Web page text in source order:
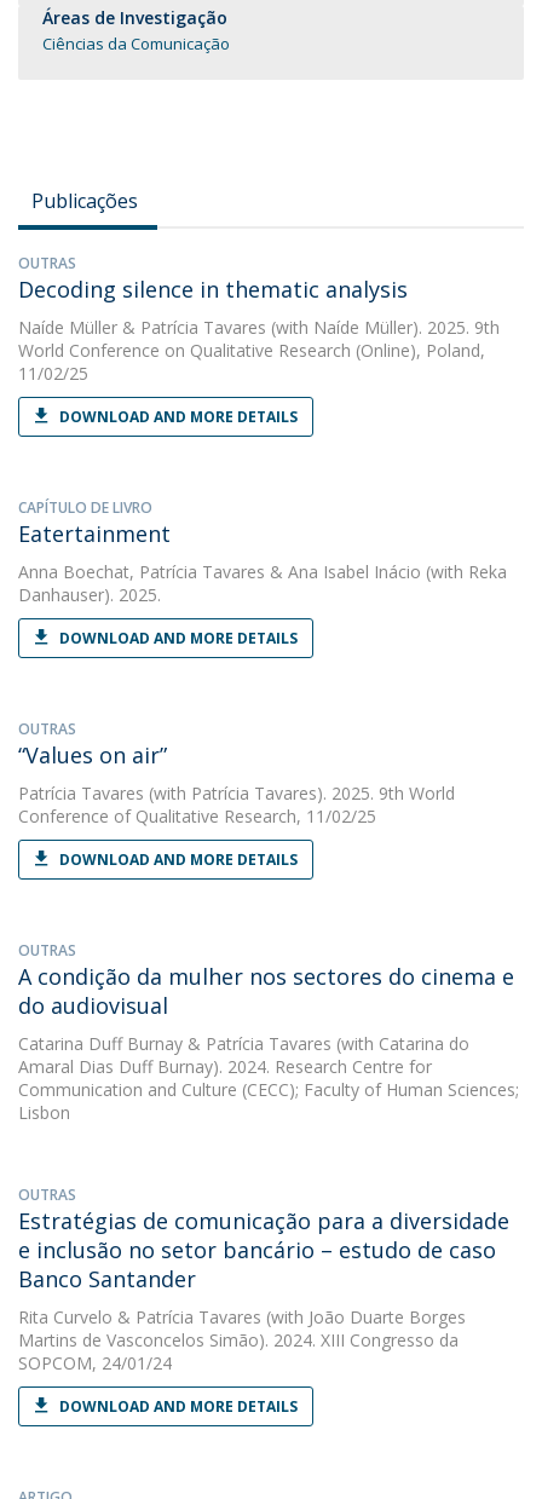
Áreas de Investigação
Ciências da Comunicação
Publicações
OUTRAS
Decoding silence in thematic analysis
Naíde Müller & Patrícia Tavares (with Naíde Müller). 2025. 9th
World Conference on Qualitative Research (Online), Poland,
11/02/25
DOWNLOAD AND MORE DETAILS
CAPÍTULO DE LIVRO
Eatertainment
Anna Boechat, Patrícia Tavares & Ana Isabel Inácio (with Reka
Danhauser). 2025.
DOWNLOAD AND MORE DETAILS
OUTRAS
“Values on air”
Patrícia Tavares (with Patrícia Tavares). 2025. 9th World
Conference of Qualitative Research, 11/02/25
DOWNLOAD AND MORE DETAILS
OUTRAS
A condição da mulher nos sectores do cinema e
do audiovisual
Catarina Duff Burnay & Patrícia Tavares (with Catarina do
Amaral Dias Duff Burnay). 2024. Research Centre for
Communication and Culture (CECC); Faculty of Human Sciences;
Lisbon
OUTRAS
Estratégias de comunicação para a diversidade
e inclusão no setor bancário – estudo de caso
Banco Santander
Rita Curvelo & Patrícia Tavares (with João Duarte Borges
Martins de Vasconcelos Simão). 2024. XIII Congresso da
SOPCOM, 24/01/24
DOWNLOAD AND MORE DETAILS